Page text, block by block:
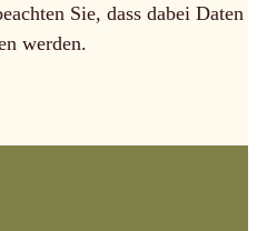
Sie, dass dabei Daten
werden.